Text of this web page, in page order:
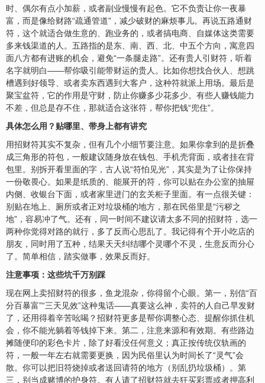
时、偶尔有点小加薪，或者副业慢慢有起色。它不负责让你一夜暴
富，而是像给财路“疏通管道”，减少破财的麻烦事儿。再说五路通财
符，这个就适合做生意的、跑业务的，或者搞电商、自媒体这类需要
多来钱渠道的人。五路指的是东、南、西、北、中五个方向，寓意四
面八方都有进账的机会，避免“一条腿走路”。还有贵人引财符，听着
名字就明白——帮你吸引能带财运的贵人。比如你想找合伙人、想跳
槽遇到好领导、或者卖东西遇到大客户，这种符就派上用场。最后是
聚宝盆符，它的作用是守财，防止你赚多少花多少。有些人赚钱能力
不差，但总是存不住，那就适合这张符，帮你把钱“兜住”。
具体怎么用？贴哪里、带身上都有讲究
用招财符其实不复杂，但有几个小细节要注意。如果你拿到的是折叠
成三角形的符包，一般建议随身放在钱包、手机壳背面，或者挂在背
包里。别拆开看里面的字，古人说“符怕见光”，其实是为了让你保持
一份敬畏心。如果是纸质的、能展开的符，你可以贴在办公室的抽屉
内侧、收银台下面，或者家里进门的玄关柜子里面。有一点很关键：
别贴在地上、厕所或者正对垃圾桶的地方，那在民俗里是“污秽之
地”，容易冲了气。还有，同一时间不建议请太多不同的招财符，选一
两种你觉得对路的就行，多了反而心思乱了。我记得有个开小吃店的
朋友，同时用了五种，结果天天纠结哪个灵哪个不灵，生意反而分心
了。简单相信，踏实做事，效果反而好。
注意事项：这些坑千万别踩
现在网上卖招财符的很多，鱼龙混杂，你得留个心眼。第一，别信“百
分百暴富”“三天见效”这种鬼话——真要这么神，卖符的人自己早发财
了，还用得着辛苦吆喝？招财符更多是帮你调整心态、提醒你抓住机
会，你不能光躺着等钱掉下来。第二，注意来源和有效期。有些路边
摊随便印的彩色卡片，除了好看没任何意义；真正按传统仪轨画的
符，一般一年左右就需要更换，因为民俗里认为时间长了“灵气”会
散。你可以把旧符烧掉或者送回请符的地方（别乱扔垃圾桶）。第
三，别当成赌博的护身符。有人请了招财符就去狂买彩票或者押高利